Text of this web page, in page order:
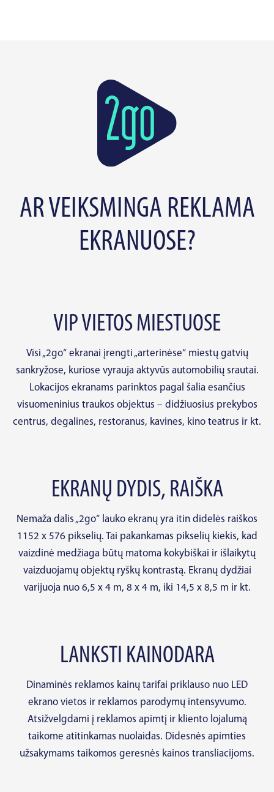
AR VEIKSMINGA REKLAMA
EKRANUOSE?
VIP VIETOS MIESTUOSE
Visi „2go“ ekranai įrengti „arterinėse“ miestų gatvių
sankryžose, kuriose vyrauja aktyvūs automobilių srautai.
Lokacijos ekranams parinktos pagal šalia esančius
visuomeninius traukos objektus – didžiuosius prekybos
centrus, degalines, restoranus, kavines, kino teatrus ir kt.
EKRANŲ DYDIS, RAIŠKA
Nemaža dalis „2go“ lauko ekranų yra itin didelės raiškos
1152 x 576 pikselių. Tai pakankamas pikselių kiekis, kad
vaizdinė medžiaga būtų matoma kokybiškai ir išlaikytų
vaizduojamų objektų ryškų kontrastą. Ekranų dydžiai
varijuoja nuo 6,5 x 4 m, 8 x 4 m, iki 14,5 x 8,5 m ir kt.
LANKSTI KAINODARA
Dinaminės reklamos kainų tarifai priklauso nuo LED
ekrano vietos ir reklamos parodymų intensyvumo.
Atsižvelgdami į reklamos apimtį ir kliento lojalumą
taikome atitinkamas nuolaidas. Didesnės apimties
užsakymams taikomos geresnės kainos transliacijoms.